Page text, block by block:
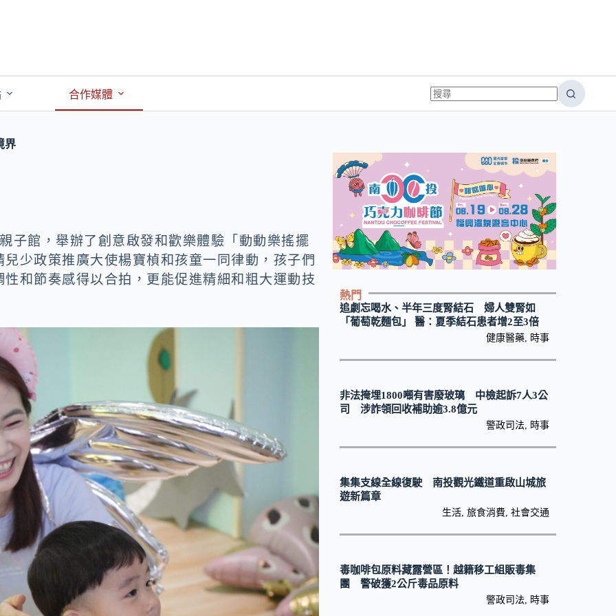
合作媒體
界
子館，舉辦了創意啟發和歡樂體驗「動動樂搖擺
兒少政策推廣大使楊寶楨和孩童一同律動，孩子們
和節奏感得以合拍，更能促進精細和粗大運動技
熱門
追劇忘喝水、半年三度腎結石 婦人雙腎如
「葡萄乾麵包」 醫：夏季結石患者增2至3倍
健康醫藥, 時事
非法掩埋1800噸有害廢玻璃 中檢起訴7人3公
司 涉詐領回收補助逾3.8億元
警政司法, 時事
集集支線全線復駛 南投觀光鐵道重啟山城旅
遊新篇章
生活, 旅食消費, 社會交通
毒咖啡包原料藏露營區！越籍移工組販毒集
團 警破獲2公斤毒品原料
警政司法, 時事